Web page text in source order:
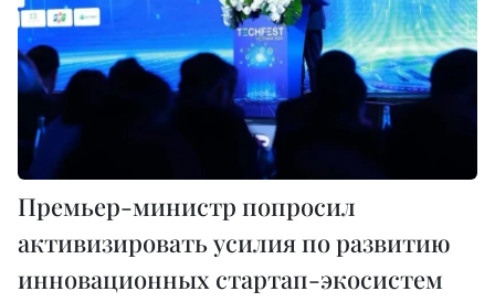
Премьер-министр попросил
активизировать усилия по развитию
инновационных стартап-экосистем